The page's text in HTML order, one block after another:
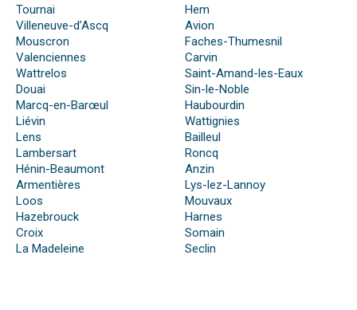
Tournai
Villeneuve-d’Ascq
Mouscron
Valenciennes
Wattrelos
Douai
Marcq-en-Barœul
Liévin
Lens
Lambersart
Hénin-Beaumont
Armentières
Loos
Hazebrouck
Croix
La Madeleine
Hem
Avion
Faches-Thumesnil
Carvin
Saint-Amand-les-Eaux
Sin-le-Noble
Haubourdin
Wattignies
Bailleul
Roncq
Anzin
Lys-lez-Lannoy
Mouvaux
Harnes
Somain
Seclin